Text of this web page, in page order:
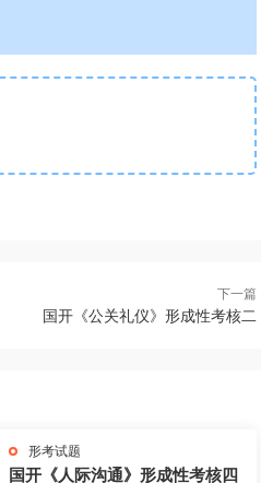
下一篇
国开《公关礼仪》形成性考核二
形考试题
国开《人际沟通》形成性考核四